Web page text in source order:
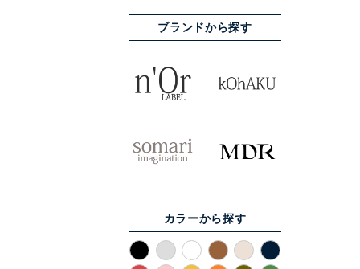
ブランドから探す
カラーから探す